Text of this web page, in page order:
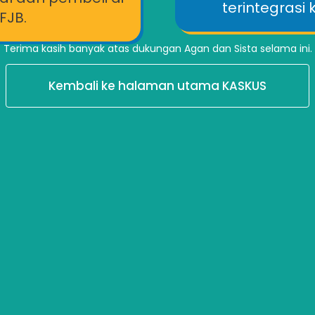
terintegrasi
Terima kasih banyak atas dukungan Agan dan Sista selama ini.
Kembali ke halaman utama KASKUS